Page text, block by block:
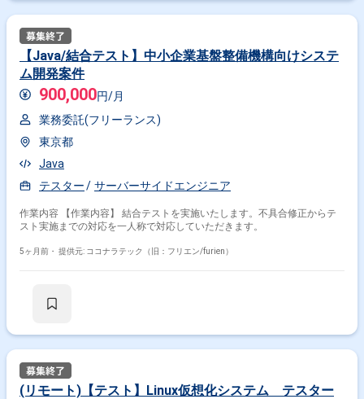
【Java/結合テスト】中小企業基盤整備機構向けシステ
ム開発案件
900,000円/月
業務委託(フリーランス)
東京都
Java
テスター
サーバーサイドエンジニア
作業内容 【作業内容】 結合テストを実施いたします。不具合修正からテ
スト実施までの対応を一人称で対応していただきます。
5ヶ月前・ 提供元: ココナラテック（旧：フリエン/furien）
(リモート)【テスト】Linux仮想化システム テスター